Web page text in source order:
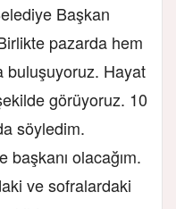
Başkan
pazarda hem
buluşuyoruz. Hayat
görüyoruz. 10
söyledim.
başkanı olacağım.
ve sofralardaki